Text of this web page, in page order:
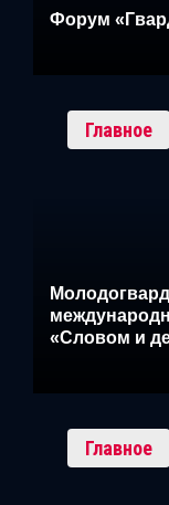
Форум
Главное
«Словом и
Главное